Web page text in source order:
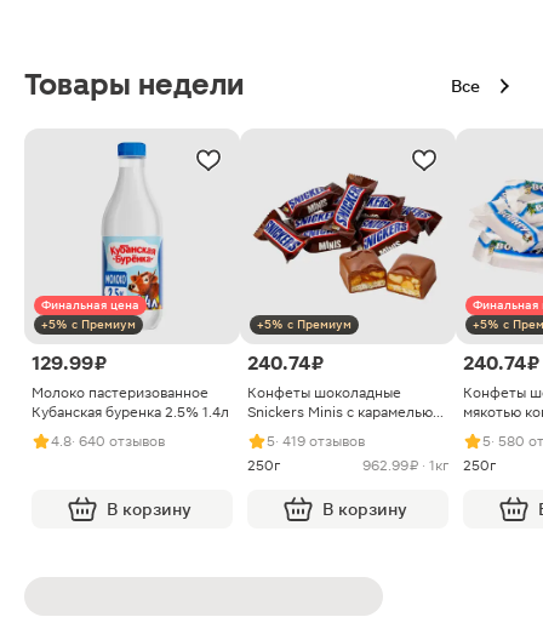
Товары недели Все
Финальная цена
+5% с Премиум
129.99 ₽
Молоко пастеризованное
Кубанская буренка 2.5% 1.4л
4.8· 640 отзывов
В корзину
+5% с Премиум
240.74 ₽
Конфеты шоколадные
Snickers Minis с карамелью
арахисом и нугой
5· 419 отзывов
250г
962.99 ₽ · 1кг
В корзину
Финальная
+5% с
240.74 ₽
Конфеты
мякотью
5· 580
250г